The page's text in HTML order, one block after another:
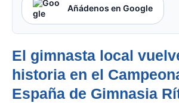
Añádenos en Google
El gimnasta local
historia en el
España de Gimnasia